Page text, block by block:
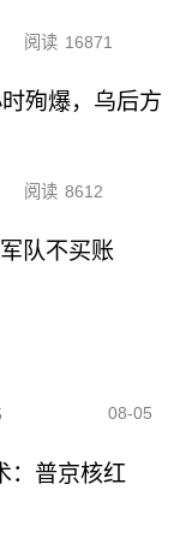
阅读 16871
殉爆，乌后方
阅读 8612
队不买账
08-05
：普京核红